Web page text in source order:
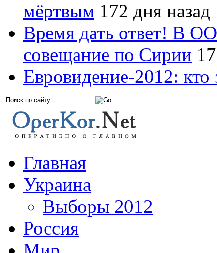
мёртвым 172 дня назад
Время дать ответ! В
совещание по Сирии
Евровидение-2012: кто
Главная
Украина
Выборы 2012
Россия